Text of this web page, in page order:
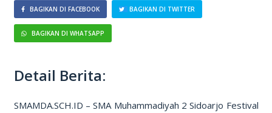
BAGIKAN DI FACEBOOK BAGIKAN DI TWITTER
BAGIKAN DI WHATSAPP
Detail Berita:
SMAMDA.SCH.ID – SMA Muhammadiyah 2 Sidoarjo Festival